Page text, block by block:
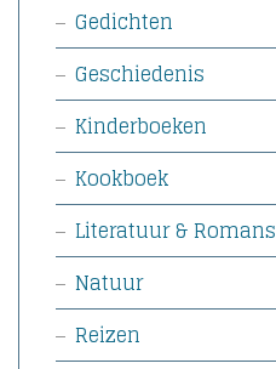
Gedichten
Geschiedenis
Kinderboeken
Kookboek
Literatuur & Romans
Natuur
Reizen